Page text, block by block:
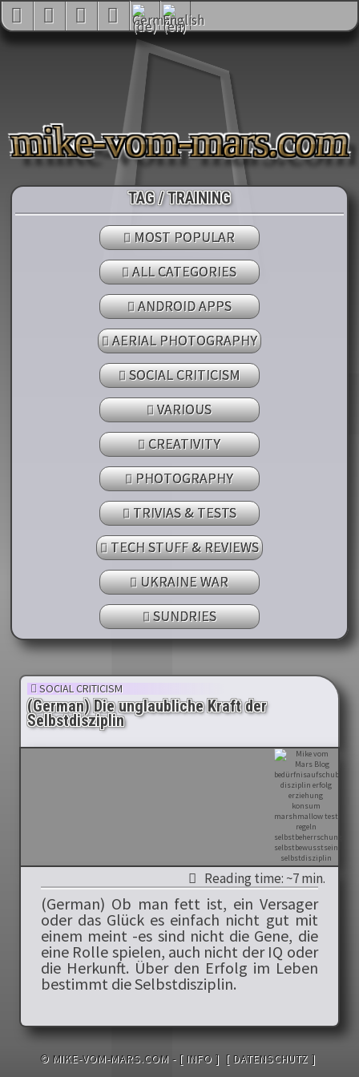
mike-vom-mars.com
TAG / TRAINING
MOST POPULAR
ALL CATEGORIES
ANDROID APPS
AERIAL PHOTOGRAPHY
SOCIAL CRITICISM
VARIOUS
CREATIVITY
PHOTOGRAPHY
TRIVIAS & TESTS
TECH STUFF & REVIEWS
UKRAINE WAR
SUNDRIES
SOCIAL CRITICISM
(German) Die unglaubliche Kraft der
Selbstdisziplin
Reading time: ~7 min.
(German) Ob man fett ist, ein Versager
oder das Glück es einfach nicht gut mit
einem meint -es sind nicht die Gene, die
eine Rolle spielen, auch nicht der IQ oder
die Herkunft. Über den Erfolg im Leben
bestimmt die Selbstdisziplin.
© MIKE-VOM-MARS.COM - [ INFO ] [ DATENSCHUTZ ]